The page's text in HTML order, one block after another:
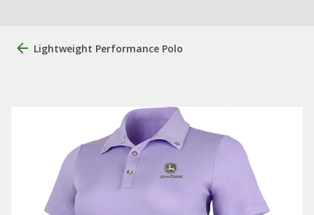
Lightweight Performance Polo